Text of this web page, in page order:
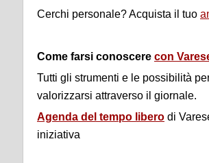
Cerchi personale? Acquista il tuo
Come farsi conoscere con
Tutti gli strumenti e le possibilità
valorizzarsi attraverso il giornale.
Agenda del tempo libero di
iniziativa